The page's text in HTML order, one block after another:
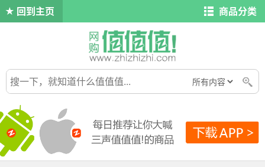
回到主页 商品分类